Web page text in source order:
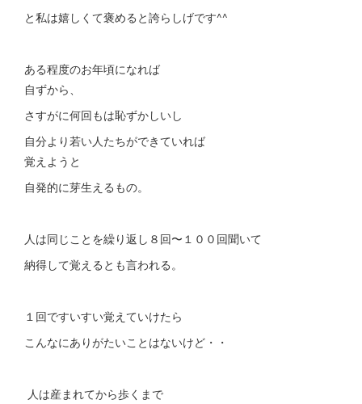
と私は嬉しくて褒めると誇らしげです^^
ある程度のお年頃になれば
自ずから、
さすがに何回もは恥ずかしいし
自分より若い人たちができていれば
覚えようと
自発的に芽生えるもの。
人は同じことを繰り返し８回〜１００回聞いて
納得して覚えるとも言われる。
１回ですいすい覚えていけたら
こんなにありがたいことはないけど・・
人は産まれてから歩くまで